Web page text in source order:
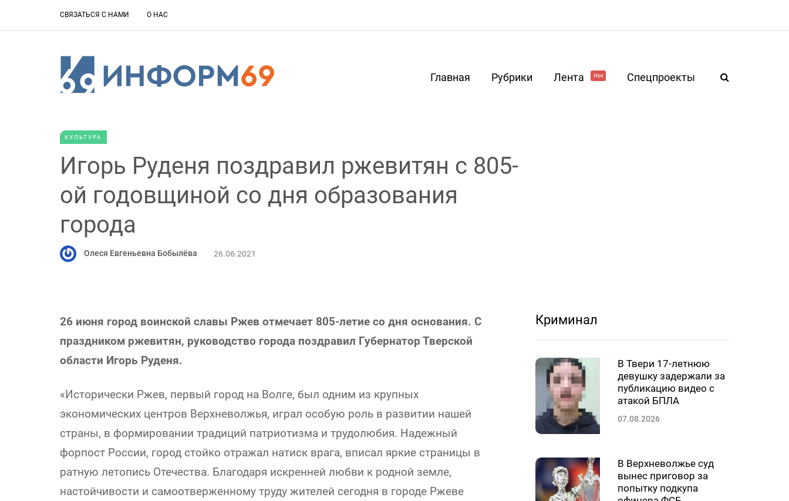
СВЯЗАТЬСЯ С НАМИ О НАС
Главная Рубрики Лента Hot Спецпроекты
КУЛЬТУРА
Игорь Руденя поздравил ржевитян с 805-
ой годовщиной со дня образования
города
Олеся Евгеньевна Бобылёва 26.06.2021
26 июня город воинской славы Ржев отмечает 805-летие со дня основания. С
праздником ржевитян, руководство города поздравил Губернатор Тверской
области Игорь Руденя.
«Исторически Ржев, первый город на Волге, был одним из крупных
экономических центров Верхневолжья, играл особую роль в развитии нашей
страны, в формировании традиций патриотизма и трудолюбия. Надежный
форпост России, город стойко отражал натиск врага, вписал яркие страницы в
ратную летопись Отечества. Благодаря искренней любви к родной земле,
настойчивости и самоотверженному труду жителей сегодня в городе Ржеве
Криминал
В Твери 17-летнюю
девушку задержали за
публикацию видео с
атакой БПЛА
07.08.2026
В Верхневолжье суд
вынес приговор за
попытку подкупа